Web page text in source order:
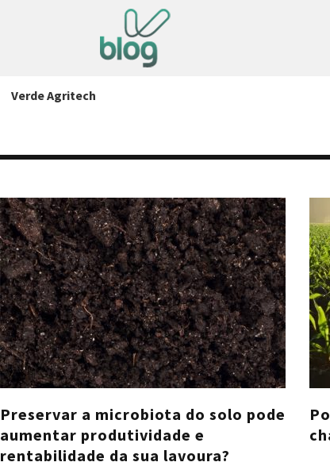
Verde Agritech
Preservar a microbiota do solo pode
aumentar produtividade e
rentabilidade da sua lavoura?